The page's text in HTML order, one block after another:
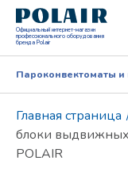
Официальный интернет-магазин
профессионального оборудования
бренда Polair
Пароконвектоматы и
Главная страница
блоки
POLAIR